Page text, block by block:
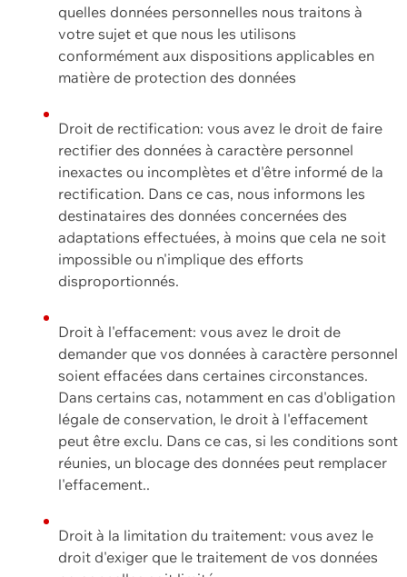
quelles données personnelles nous traitons à
votre sujet et que nous les utilisons
conformément aux dispositions applicables en
matière de protection des données
Droit de rectification: vous avez le droit de faire
rectifier des données à caractère personnel
inexactes ou incomplètes et d'être informé de la
rectification. Dans ce cas, nous informons les
destinataires des données concernées des
adaptations effectuées, à moins que cela ne soit
impossible ou n'implique des efforts
disproportionnés.
Droit à l'effacement: vous avez le droit de
demander que vos données à caractère personnel
soient effacées dans certaines circonstances.
Dans certains cas, notamment en cas d'obligation
légale de conservation, le droit à l'effacement
peut être exclu. Dans ce cas, si les conditions sont
réunies, un blocage des données peut remplacer
l'effacement..
Droit à la limitation du traitement: vous avez le
droit d'exiger que le traitement de vos données